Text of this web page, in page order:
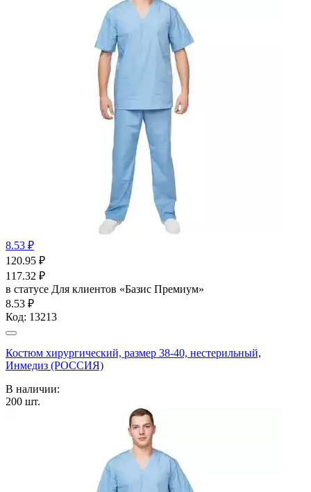
8.53 ₽
120.95 ₽
117.32 ₽
в статусе Для клиентов «Базис Премиум»
8.53 ₽
Код: 13213
Костюм хирургический, размер 38-40, нестерильный,
Инмедиз (РОССИЯ)
В наличии:
200 шт.